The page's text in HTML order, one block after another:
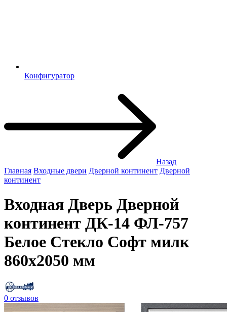
Конфигуратор
Назад
Главная Входные двери Дверной континент Дверной
континент
Входная Дверь Дверной
континент ДК-14 ФЛ-757
Белое Стекло Софт милк
860x2050 мм
0 отзывов